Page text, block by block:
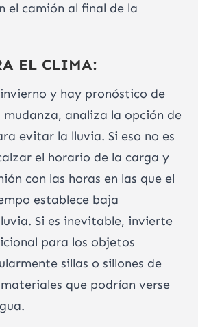
el camión al final de la
EL CLIMA:
y hay pronóstico de
analiza la opción de
evitar la lluvia. Si eso no es
el horario de la carga y
con las horas en las que el
establece baja
Si es inevitable, invierte
para los objetos
sillas o sillones de
que podrían verse